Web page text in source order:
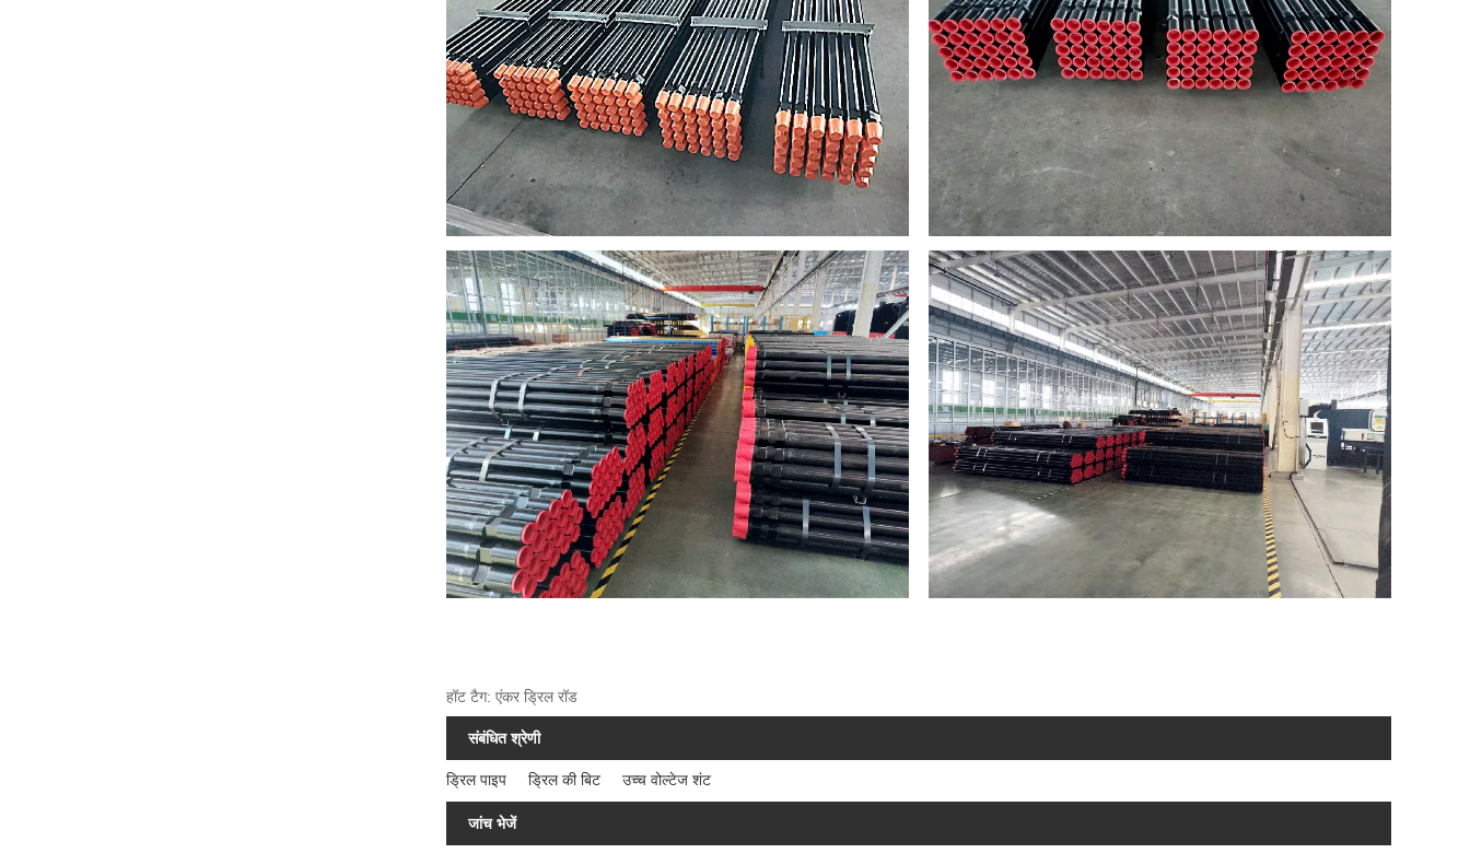
हॉट टैग: एंकर ड्रिल रॉड
संबंधित श्रेणी
ड्रिल पाइप ड्रिल की बिट उच्च वोल्टेज शंट
जांच भेजें